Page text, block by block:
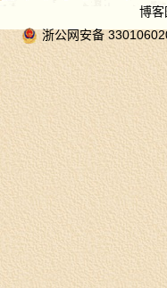
博客
浙公网安备